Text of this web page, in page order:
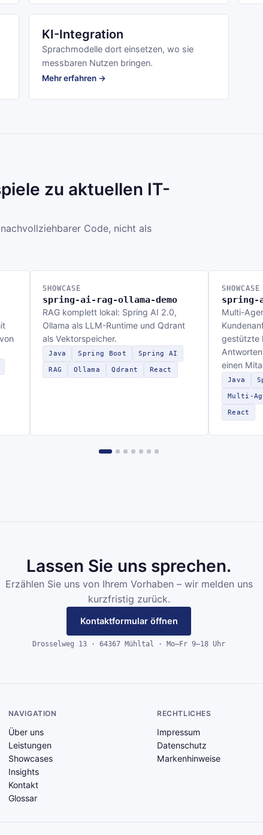
KI-Integration
Sprachmodelle dort einsetzen, wo sie
messbaren Nutzen bringen.
Mehr erfahren →
zu aktuellen IT-
Code, nicht als
SHOWCASE
spring-ai-rag-ollama-demo
RAG komplett lokal: Spring AI 2.0,
Ollama als LLM-Runtime und Qdrant
als Vektorspeicher.
Java Spring Boot Spring AI
RAG Ollama Qdrant React
SHOWCASE
spring-
Multi-
gestützte
einen
Java
Multi-
React
Lassen Sie uns sprechen.
Erzählen Sie uns von Ihrem Vorhaben – wir melden uns
kurzfristig zurück.
Kontaktformular öffnen
Drosselweg 13 · 64367 Mühltal · Mo–Fr 9–18 Uhr
NAVIGATION
Über uns
Leistungen
Showcases
Insights
Kontakt
Glossar
RECHTLICHES
Impressum
Datenschutz
Markenhinweise